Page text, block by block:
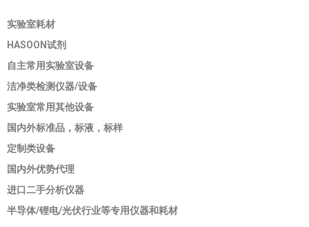
实验室耗材
HASOON试剂
自主常用实验室设备
洁净类检测仪器/设备
实验室常用其他设备
国内外标准品，标液，标样
定制类设备
国内外优势代理
进口二手分析仪器
半导体/锂电/光伏行业等专用仪器和耗材